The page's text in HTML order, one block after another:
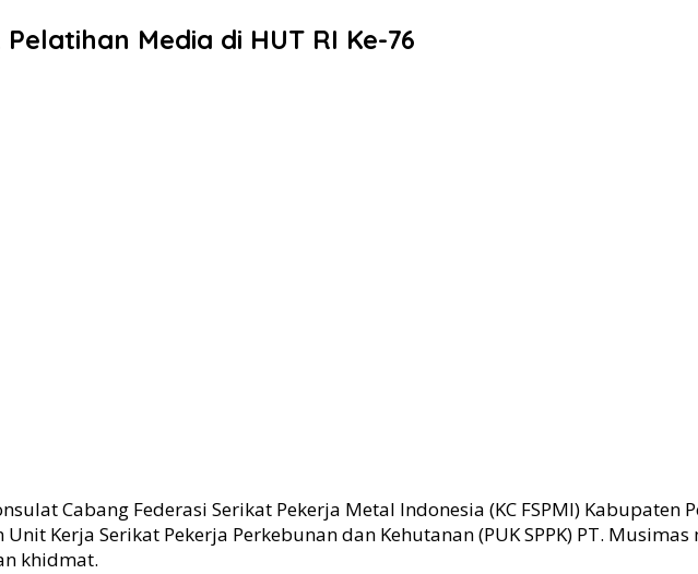
Pelatihan Media di HUT RI Ke-76
Cabang Federasi Serikat Pekerja Metal Indonesia (KC FSPMI)
Kerja Serikat Pekerja Perkebunan dan Kehutanan (PUK SPPK) PT.
khidmat.